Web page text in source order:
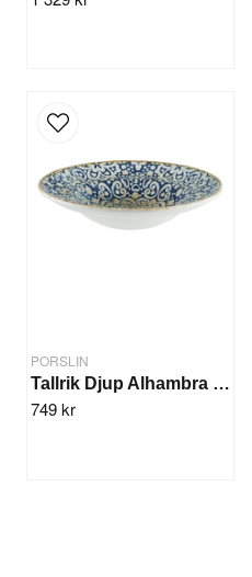
PORSLIN
Tallrik Djup Alhambra 27cm/6st
749 kr